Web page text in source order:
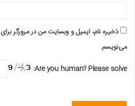
ذخیره نام، ایمیل و وبسایت من در مرورگر
می‌نویسم.
Are you human? Please solve: